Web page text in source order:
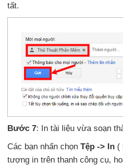
tất.
Bước 7: In tài liệu vừa soạn
Các bạn nhấn chọn Tệp -> In (
tượng in trên thanh công cụ,